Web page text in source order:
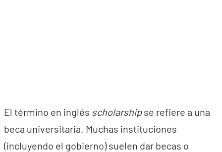
El término en inglés scholarshipse refiere a una
beca universitaria. Muchas instituciones
(incluyendo el gobierno) suelen dar becas o